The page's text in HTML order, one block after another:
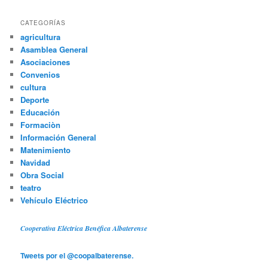
CATEGORÍAS
agricultura
Asamblea General
Asociaciones
Convenios
cultura
Deporte
Educación
Formaciòn
Información General
Matenimiento
Navidad
Obra Social
teatro
Vehículo Eléctrico
Cooperativa Eléctrica Benéfica Albaterense
Tweets por el @coopalbaterense.